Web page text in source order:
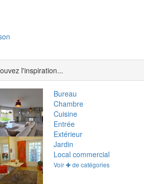
l'inspiration...
Bureau
Chambre
Cuisine
Entrée
Extérieur
Jardin
Local commercial
Voir ✚ de catégories